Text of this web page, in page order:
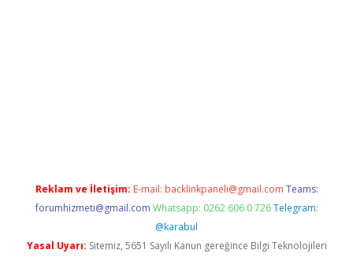
Reklam ve İletişim: E-mail: backlinkpaneli@gmail.com Teams:
forumhizmeti@gmail.com Whatsapp: 0262 606 0 726 Telegram:
@karabul
Yasal Uyarı: Sitemiz, 5651 Sayılı Kanun gereğince Bilgi Teknolojileri